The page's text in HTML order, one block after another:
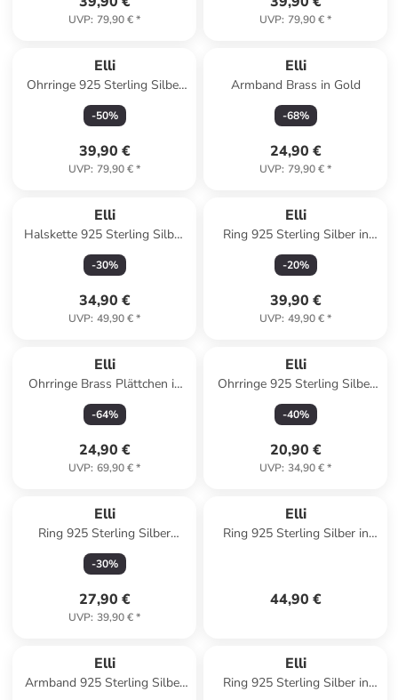
UVP: 79,90 €* UVP: 79,90 €*
Elli
Ohrringe 925 Sterling Silber
Geo, Kreis in Gold
-50%
39,90 €
UVP: 79,90 €*
Elli
Armband Brass in Gold
-68%
24,90 €
UVP: 79,90 €*
Elli
Halskette 925 Sterling Silber
in Silber
-30%
34,90 €
UVP: 49,90 €*
Elli
Ring 925 Sterling Silber in
Gold
-20%
39,90 €
UVP: 49,90 €*
Elli
Ohrringe Brass Plättchen in
Gold
-64%
24,90 €
UVP: 69,90 €*
Elli
Ohrringe 925 Sterling Silber
in Silber
-40%
20,90 €
UVP: 34,90 €*
Elli
Ring 925 Sterling Silber
Astro, Halbmond in Silber
-30%
27,90 €
UVP: 39,90 €*
Elli
Ring 925 Sterling Silber in
44,90 €
Elli
Armband 925 Sterling Silber
Elli
Ring 925 Sterling Silber in